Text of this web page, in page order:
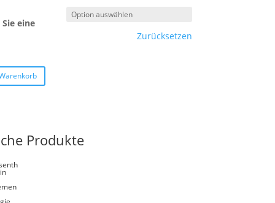
eine
Zurücksetzen
Produkte